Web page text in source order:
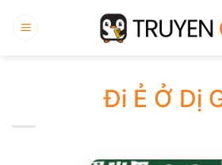
qua
Đi Ẻ Ở Dị